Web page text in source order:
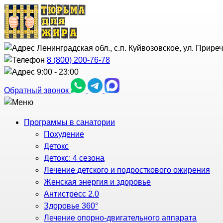
Ленинградская обл., с.п. Куйвозовское, ул.
8 (800) 200-76-78
9:00 - 23:00
Обратный звонок
Программы в санатории
Похудение
Детокс
Детокс: 4 сезона
Лечение детского и подросткового ожирения
Женская энергия и здоровье
Антистресс 2.0
Здоровье 360°
Лечение опорно-двигательного аппарата